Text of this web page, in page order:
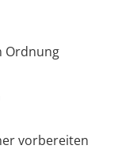
Ordnung
vorbereiten